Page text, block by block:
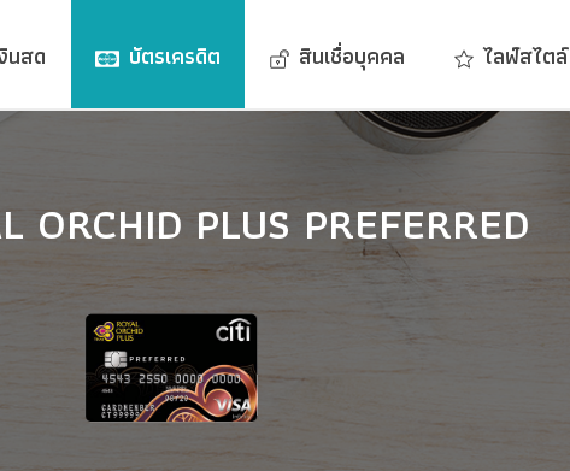
นสด บัตรเครดิต สินเชื่อบุคคล ไลฟ์สไตล์
ORCHID PLUS PREFERRED